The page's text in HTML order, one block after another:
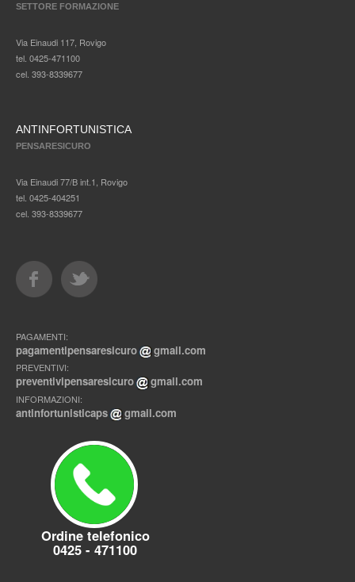
SETTORE FORMAZIONE
Via Einaudi 117, Rovigo
tel. 0425-471100
cel. 393-8339677
ANTINFORTUNISTICA
PENSARESICURO
Via Einaudi 77/B int.1, Rovigo
tel. 0425-404251
cel. 393-8339677
PAGAMENTI:
pagamentipensaresicuro gmail.com
PREVENTIVI:
preventivipensaresicuro gmail.com
INFORMAZIONI:
antinfortunisticaps gmail.com
Ordine telefonico
0425 - 471100